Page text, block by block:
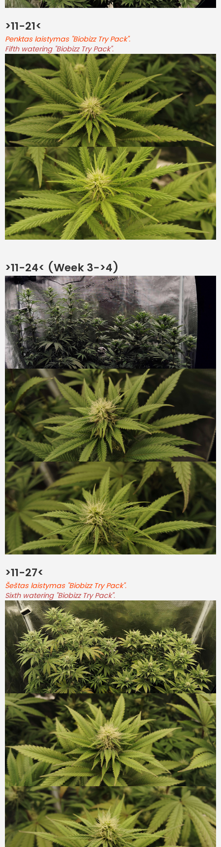
>11-21<
Penktas laistymas "Biobizz Try Pack".
Fifth watering "Biobizz Try Pack".
>11-24< (Week 3->4)
>11-27<
Šeštas laistymas "Biobizz Try Pack".
Sixth watering "Biobizz Try Pack".